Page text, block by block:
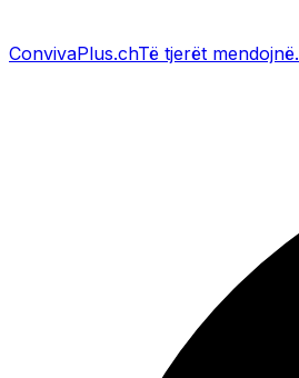
ConvivaPlus.chTë tjerët mendojnë.